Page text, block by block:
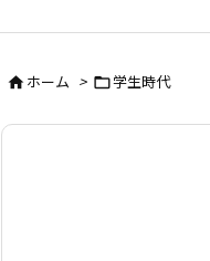
ホーム > 学生時代